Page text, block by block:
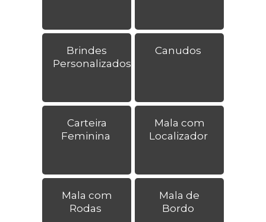
Brindes
Personalizados
Canudos
Carteira
Feminina
Mala com
Localizador
Mala com
Rodas
Mala de
Bordo